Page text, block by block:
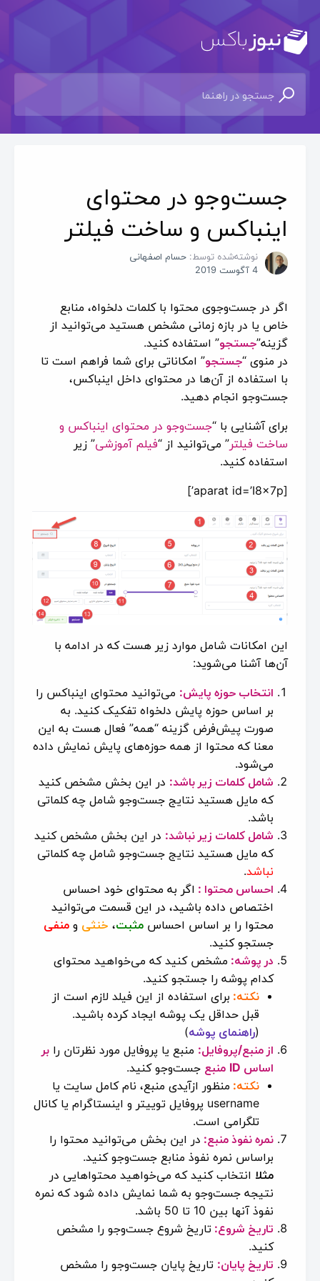
جست‌وجو در محتوای
اینباکس و ساخت فیلتر
نوشته‌شده توسط: حسام اصفهانی
4 آگوست 2019
اگر در جست‌وجوی محتوا با کلمات دلخواه، منابع
خاص یا در بازه‌ زمانی مشخص هستید می‌توانید از
گزینه”جستجو” استفاده کنید.
در منوی “جستجو” امکاناتی برای شما فراهم است تا
با استفاده از آن‌ها در محتوای داخل اینباکس،
جست‌وجو انجام دهید.
برای آشنایی با “جست‌وجو در محتوای اینباکس و
ساخت فیلتر” می‌توانید از “فیلم آموزشی” زیر
استفاده کنید.
[aparat id=’I8x7p’]
این امکانات شامل موارد زیر هست که در ادامه با
آن‌ها آشنا می‌شوید:
انتخاب حوزه پایش: می‌توانید محتوای اینباکس را
بر اساس حوزه پایش دلخواه تفکیک کنید. به
صورت پیش‌فرض گزینه “همه” فعال هست به این
معنا که محتوا از همه حوزه‌های پایش نمایش داده
می‌شود.
شامل کلمات زیر باشد: در این بخش مشخص ‌کنید
که مایل هستید نتایج جست‌وجو شامل چه کلماتی
باشد.
شامل کلمات زیر نباشد: در این بخش مشخص ‌کنید
که مایل هستید نتایج جست‌وجو شامل چه کلماتی
نباشد.
احساس محتوا : اگر به محتوای خود احساس
اختصاص داده باشید، در این قسمت می‌توانید
محتوا را بر اساس احساس مثبت، خنثی و منفی
جستجو کنید.
در پوشه: مشخص کنید که می‌خواهید محتوای
کدام پوشه را جستجو کنید.
نکته: برای استفاده از این فیلد لازم است از
قبل حداقل یک پوشه ایجاد کرده باشید.
(راهنمای پوشه)
از منبع/پروفایل: منبع یا پروفایل مورد نظرتان را بر
اساس ID
منبع جست‌وجو کنید.
نکته: منظور ازآیدی منبع، نام کامل سایت یا
username پروفایل توییتر و اینستاگرام یا کانال
تلگرامی است.
نمره نفوذ منبع: در این بخش می‌توانید محتوا را
براساس نمره نفوذ منابع جست‌وجو کنید.
مثلا انتخاب کنید که می‌خواهید محتواهایی در
نتیجه جست‌وجو به شما نمایش داده شود که نمره
نفوذ آنها بین 10 تا 50 باشد.
تاریخ شروع: تاریخ شروع جست‌وجو را مشخص
کنید.
تاریخ پایان: تاریخ پایان جست‌وجو را مشخص